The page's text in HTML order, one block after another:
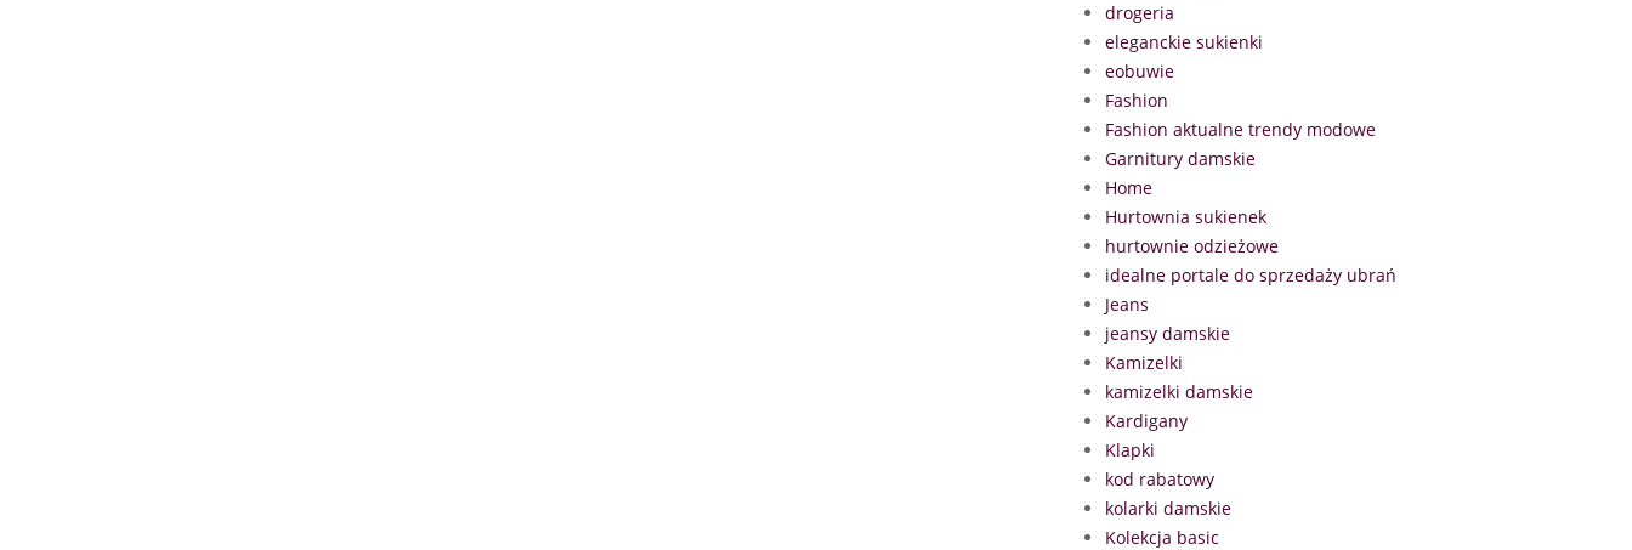
drogeria
eleganckie sukienki
eobuwie
Fashion
Fashion aktualne trendy modowe
Garnitury damskie
Home
Hurtownia sukienek
hurtownie odzieżowe
idealne portale do sprzedaży ubrań
Jeans
jeansy damskie
Kamizelki
kamizelki damskie
Kardigany
Klapki
kod rabatowy
kolarki damskie
Kolekcja basic